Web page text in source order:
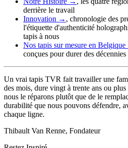
derrière le travail
Innovation → , chronologie des
l'étiquette d'authenticité
tapis à nous
Nos tapis sur mesure en
conçues pour durer des décennies
Un vrai tapis TVR fait travailler une
des mois, dure vingt à trente ans ou
nous le réparons plutôt que de le
durabilité que nous pouvons défendre,
chaque ligne.
Thibault Van Renne, Fondateur